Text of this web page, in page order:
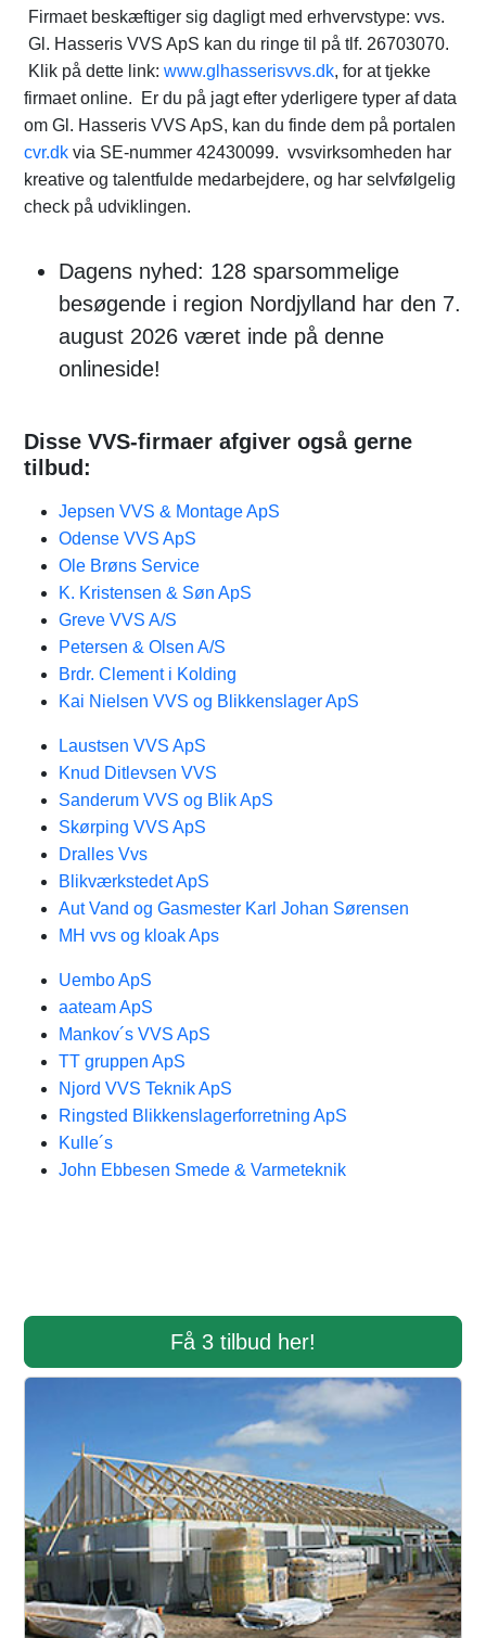
Firmaet beskæftiger sig dagligt med erhvervstype: vvs.
Gl. Hasseris VVS ApS kan du ringe til på tlf. 26703070.
Klik på dette link: www.glhasserisvvs.dk, for at tjekke
firmaet online. Er du på jagt efter yderligere typer af data
om Gl. Hasseris VVS ApS, kan du finde dem på portalen
cvr.dk via SE-nummer 42430099. vvsvirksomheden har
kreative og talentfulde medarbejdere, og har selvfølgelig
check på udviklingen.
Dagens nyhed: 128 sparsommelige
besøgende i region Nordjylland har den 7.
august 2026 været inde på denne
onlineside!
Disse VVS-firmaer afgiver også gerne
tilbud:
Jepsen VVS & Montage ApS
Odense VVS ApS
Ole Brøns Service
K. Kristensen & Søn ApS
Greve VVS A/S
Petersen & Olsen A/S
Brdr. Clement i Kolding
Kai Nielsen VVS og Blikkenslager ApS
Laustsen VVS ApS
Knud Ditlevsen VVS
Sanderum VVS og Blik ApS
Skørping VVS ApS
Dralles Vvs
Blikværkstedet ApS
Aut Vand og Gasmester Karl Johan Sørensen
MH vvs og kloak Aps
Uembo ApS
aateam ApS
Mankov´s VVS ApS
TT gruppen ApS
Njord VVS Teknik ApS
Ringsted Blikkenslagerforretning ApS
Kulle´s
John Ebbesen Smede & Varmeteknik
Få 3 tilbud her!